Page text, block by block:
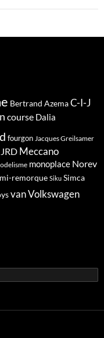
Bertrand AzemaC-I-J
course Dalia
fourgon Jacques Greilsamer
JRD Meccano
monoplace Norev
remorque Siku Simca
vanVolkswagen